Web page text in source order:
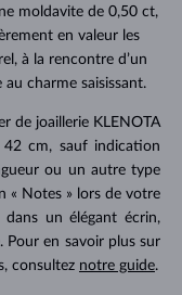
moldavite de 0,50 ct,
en valeur les
à la rencontre d’un
charme saisissant.
de joaillerie KLENOTA
cm, sauf indication
ou un autre type
« Notes » lors de votre
un élégant écrin,
en savoir plus sur
consultez notre guide.